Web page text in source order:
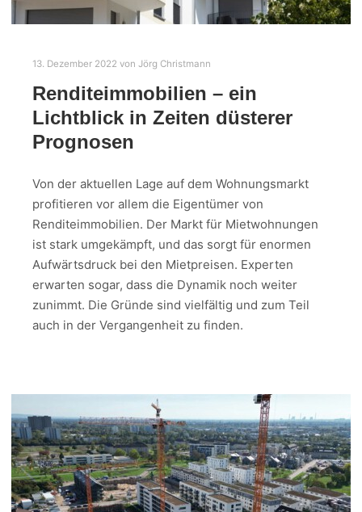
13. Dezember 2022 von Jörg Christmann
Renditeimmobilien – ein
Lichtblick in Zeiten düsterer
Prognosen
Von der aktuellen Lage auf dem Wohnungsmarkt
profitieren vor allem die Eigentümer von
Renditeimmobilien. Der Markt für Mietwohnungen
ist stark umgekämpft, und das sorgt für enormen
Aufwärtsdruck bei den Mietpreisen. Experten
erwarten sogar, dass die Dynamik noch weiter
zunimmt. Die Gründe sind vielfältig und zum Teil
auch in der Vergangenheit zu finden.